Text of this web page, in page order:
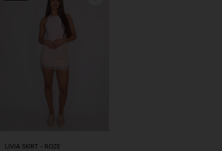
LIVIA SKIRT - ROZE